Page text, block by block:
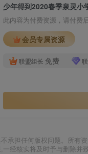
少年得到2020春季泉灵小
此内容为付费资源，请付费
会员专属资源
联盟组长 免费
承担任何版权问题。所有
经核实将及时予与删除并